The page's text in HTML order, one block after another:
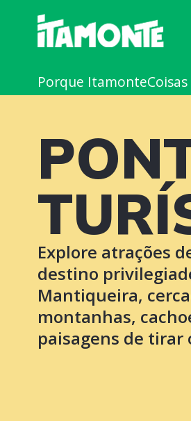
Porque Itamonte
Explore atrações
destino
Mantiqueira,
montanhas,
paisagens de tirar